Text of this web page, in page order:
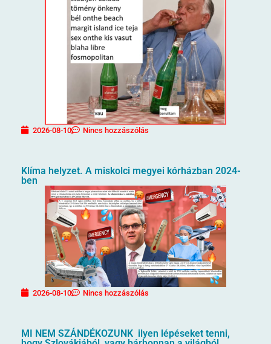
2026-08-10 Nincs hozzászólás
Klíma helyzet. A miskolci megyei kórházban 2024-
ben
2026-08-10 Nincs hozzászólás
MI NEM SZÁNDÉKOZUNK ilyen lépéseket tenni,